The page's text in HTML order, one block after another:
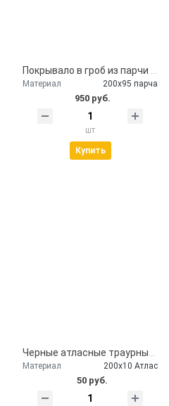
Материал 200х95 парча
950 руб.
шт
Купить
Материал 200х10 Атлас
50 руб.